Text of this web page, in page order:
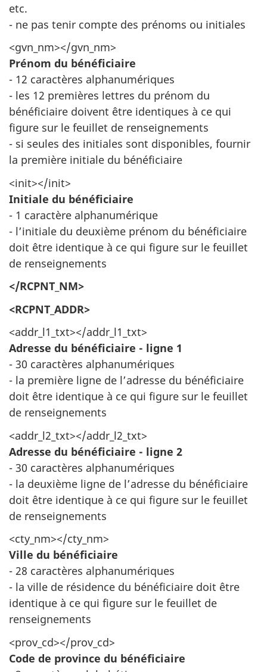
etc.
- ne pas tenir compte des prénoms ou initiales
<gvn_nm></gvn_nm>
Prénom du bénéficiaire
- 12 caractères alphanumériques
- les 12 premières lettres du prénom du
bénéficiaire doivent être identiques à ce qui
figure sur le feuillet de renseignements
- si seules des initiales sont disponibles, fournir
la première initiale du bénéficiaire
<init></init>
Initiale du bénéficiaire
- 1 caractère alphanumérique
- l’initiale du deuxième prénom du bénéficiaire
doit être identique à ce qui figure sur le feuillet
de renseignements
</RCPNT_NM>
<RCPNT_ADDR>
<addr_l1_txt></addr_l1_txt>
Adresse du bénéficiaire - ligne 1
- 30 caractères alphanumériques
- la première ligne de l’adresse du bénéficiaire
doit être identique à ce qui figure sur le feuillet
de renseignements
<addr_l2_txt></addr_l2_txt>
Adresse du bénéficiaire - ligne 2
- 30 caractères alphanumériques
- la deuxième ligne de l’adresse du bénéficiaire
doit être identique à ce qui figure sur le feuillet
de renseignements
<cty_nm></cty_nm>
Ville du bénéficiaire
- 28 caractères alphanumériques
- la ville de résidence du bénéficiaire doit être
identique à ce qui figure sur le feuillet de
renseignements
<prov_cd></prov_cd>
Code de province du bénéficiaire